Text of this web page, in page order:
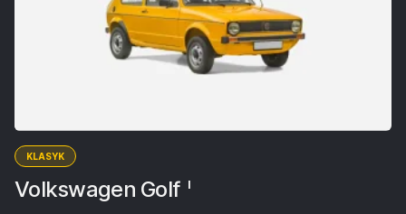
KLASYK
Volkswagen Golf I